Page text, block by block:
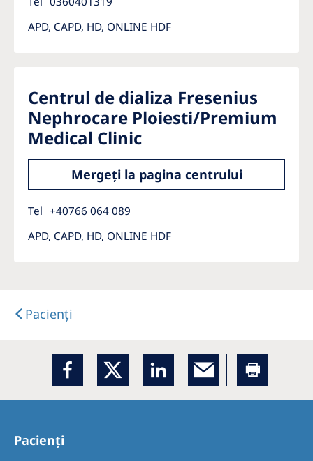
APD, CAPD, HD, ONLINE HDF
Centrul de dializa Fresenius
Nephrocare Ploiesti/Premium
Medical Clinic
Mergeți la pagina centrului
Tel +40766 064 089
APD, CAPD, HD, ONLINE HDF
Pacienți
Pacienți